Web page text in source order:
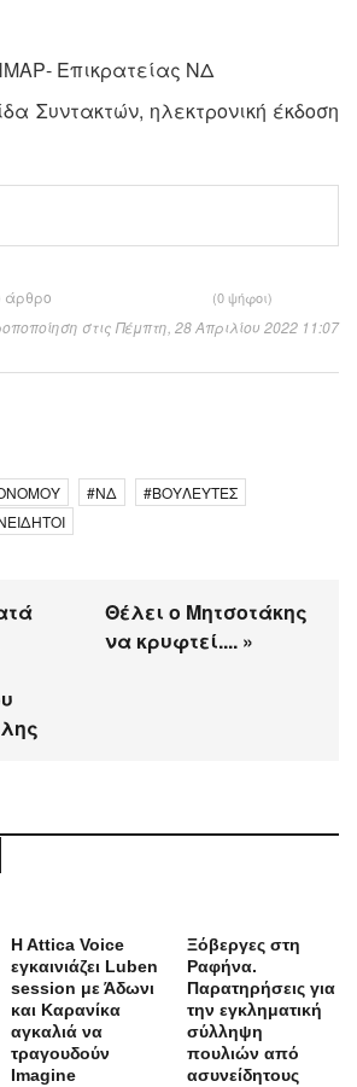
Επικρατείας ΝΔ
ηλεκτρονική έκδοση
άρθρο (0 ψήφοι)
στις Πέμπτη, 28 Απριλίου 2022 11:07
ΝΔ
ΒΟΥΛΕΥΤΕΣ
Θέλει ο Μητσοτάκης
να κρυφτεί.... »
H Attica Voice
εγκαινιάζει Luben
session με Άδωνι
και Καρανίκα
αγκαλιά να
τραγουδούν
Imagine
Ξόβεργες στη
Ραφήνα.
Παρατηρήσεις για
την εγκληματική
σύλληψη
πουλιών από
ασυνείδητους